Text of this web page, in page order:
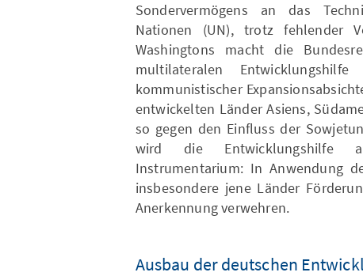
Sondervermögens an das
Nationen (UN), trotz fehlender
Washingtons macht die
multilateralen
kommunistischer
entwickelten Länder Asiens,
so gegen den Einfluss der
wird die Entwicklungshilfe
Instrumentarium: In Anwendung
insbesondere jene Länder
Anerkennung verwehren.
Ausbau der deutschen